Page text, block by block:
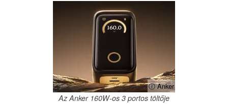
ⓘ Anker
Az Anker 160W-os 3 portos töltője